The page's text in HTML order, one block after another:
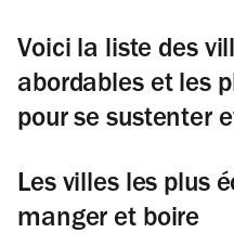
Voici la liste des
abordables et les
pour se sustenter
Les villes les plus
manger et boire